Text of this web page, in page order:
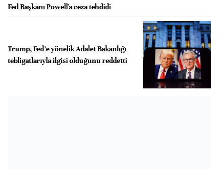
Fed Başkanı Powell'a ceza tehdidi
Trump, Fed’e yönelik Adalet Bakanlığı
tebligatlarıyla ilgisi olduğunu reddetti